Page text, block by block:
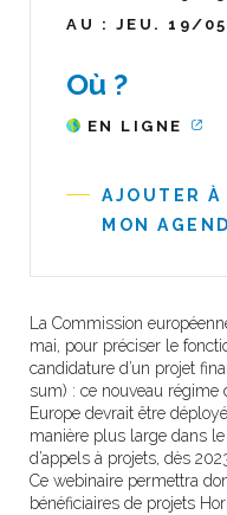
AU : JEU. 19/
Où ?
EN LIGNE
AJOUTER À
MON
La Commission
mai, pour préciser le
candidature d’un projet
sum) : ce nouveau régime
Europe devrait être
manière plus large dans
d’appels à projets, dès
Ce webinaire permettra
bénéficiaires de projets